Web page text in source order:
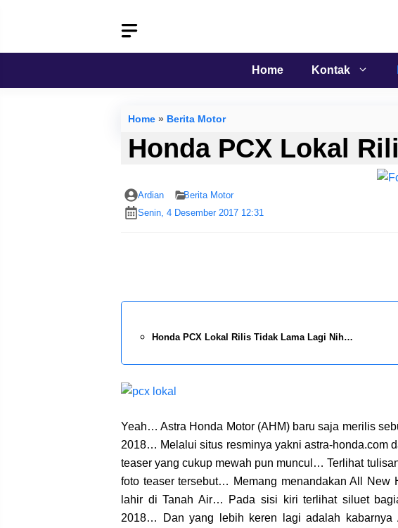
Home Kontak
Home » Berita Motor
Honda PCX Lokal
Ardian
Berita Motor
Senin, 4 Desember 2017 12:31
Honda PCX Lokal Rilis Tidak Lama Lagi Nih…
Yeah… Astra Honda Motor (AHM) baru saja merilis
2018… Melalui situs resminya yakni astra-honda.com
teaser yang cukup mewah pun muncul… Terlihat
foto teaser tersebut… Memang menandakan All New
lahir di Tanah Air… Pada sisi kiri terlihat siluet
2018… Dan yang lebih keren lagi adalah